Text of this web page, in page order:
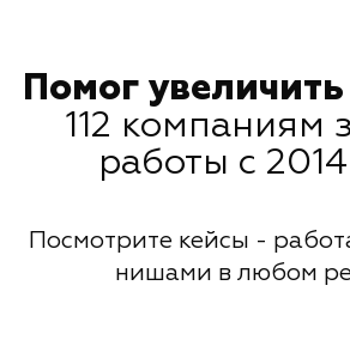
Помог увеличить
112 компаниям
работы с
Посмотрите кейсы -
нишами в любом